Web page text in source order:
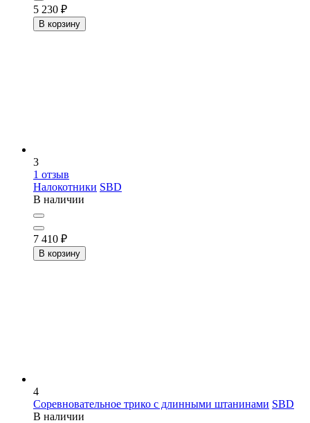
5 230 ₽
В корзину
3
1 отзыв
Налокотники SBD
В наличии
7 410 ₽
В корзину
4
Соревновательное трико с длинными штанинами SBD
В наличии